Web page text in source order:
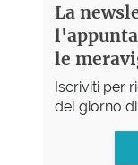
La
le
Iscriviti per
del giorno